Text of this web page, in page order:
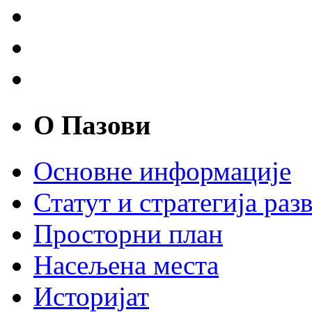
О Пазови
Основне информације
Статут и стратегија
Просторни план
Насељена места
Историјат